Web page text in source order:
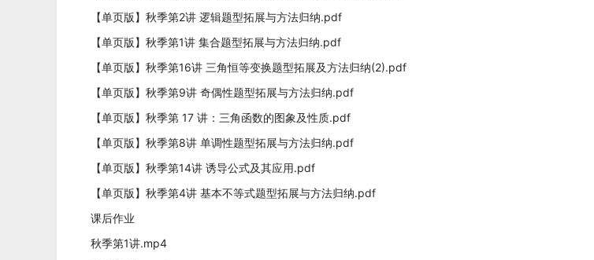
【单页版】秋季第2讲 逻辑题型拓展与方法归纳.pdf
【单页版】秋季第1讲 集合题型拓展与方法归纳.pdf
【单页版】秋季第16讲 三角恒等变换题型拓展及方法归纳(2).pdf
【单页版】秋季第9讲 奇偶性题型拓展与方法归纳.pdf
【单页版】秋季第 17 讲：三角函数的图象及性质.pdf
【单页版】秋季第8讲 单调性题型拓展与方法归纳.pdf
【单页版】秋季第14讲 诱导公式及其应用.pdf
【单页版】秋季第4讲 基本不等式题型拓展与方法归纳.pdf
课后作业
秋季第1讲.mp4